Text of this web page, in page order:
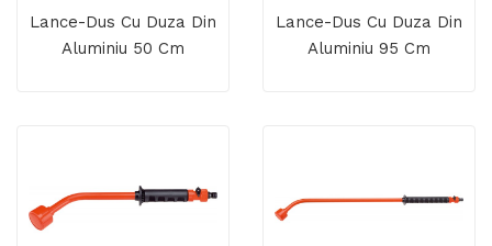
Lance-Dus Cu Duza Din
Aluminiu 50 Cm
Lance-Dus Cu Duza Din
Aluminiu 95 Cm